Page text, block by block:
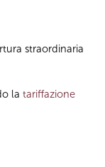
straordinaria
la tariffazione